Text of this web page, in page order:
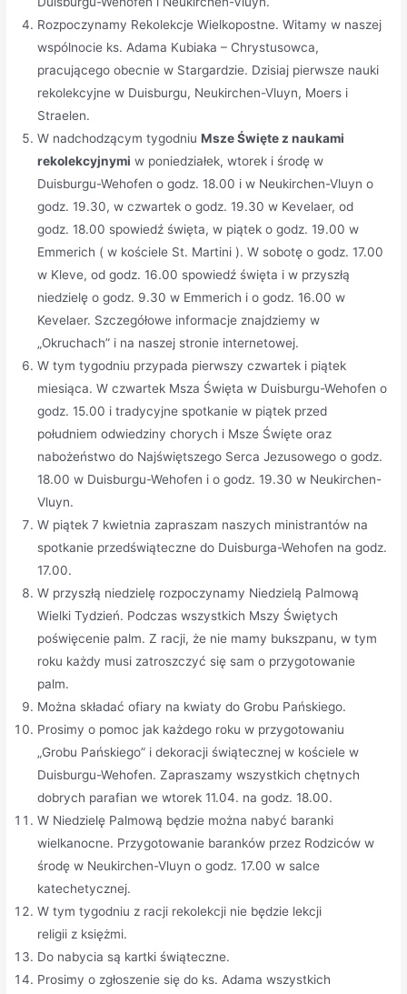
Rozpoczynamy Rekolekcje Wielkopostne. Witamy w naszej
wspólnocie ks. Adama Kubiaka – Chrystusowca,
pracującego obecnie w Stargardzie. Dzisiaj pierwsze nauki
rekolekcyjne w Duisburgu, Neukirchen-Vluyn, Moers i
Straelen.
W nadchodzącym tygodniuMsze Święte z naukami
rekolekcyjnymi w poniedziałek, wtorek i środę w
Duisburgu-Wehofen o godz. 18.00 i w Neukirchen-Vluyn o
godz. 19.30, w czwartek o godz. 19.30 w Kevelaer, od
godz. 18.00 spowiedź święta, w piątek o godz. 19.00 w
Emmerich ( w kościele St. Martini ). W sobotę o godz. 17.00
w Kleve, od godz. 16.00 spowiedź święta i w przyszłą
niedzielę o godz. 9.30 w Emmerich i o godz. 16.00 w
Kevelaer. Szczegółowe informacje znajdziemy w
„Okruchach” i na naszej stronie internetowej.
W tym tygodniu przypada pierwszy czwartek i piątek
miesiąca. W czwartek Msza Święta w Duisburgu-Wehofen o
godz. 15.00 i tradycyjne spotkanie w piątek przed
południem odwiedziny chorych i Msze Święte oraz
nabożeństwo do Najświętszego Serca Jezusowego o godz.
18.00 w Duisburgu-Wehofen i o godz. 19.30 w Neukirchen-
Vluyn.
W piątek 7 kwietnia zapraszam naszych ministrantów na
spotkanie przedświąteczne do Duisburga-Wehofen na godz.
17.00.
W przyszłą niedzielę rozpoczynamy Niedzielą Palmową
Wielki Tydzień. Podczas wszystkich Mszy Świętych
poświęcenie palm. Z racji, że nie mamy bukszpanu, w tym
roku każdy musi zatroszczyć się sam o przygotowanie
palm.
Można składać ofiary na kwiaty do Grobu Pańskiego.
Prosimy o pomoc jak każdego roku w przygotowaniu
„Grobu Pańskiego” i dekoracji świątecznej w kościele w
Duisburgu-Wehofen. Zapraszamy wszystkich chętnych
dobrych parafian we wtorek 11.04. na godz. 18.00.
W Niedzielę Palmową będzie można nabyć baranki
wielkanocne. Przygotowanie baranków przez Rodziców w
środę w Neukirchen-Vluyn o godz. 17.00 w salce
katechetycznej.
W tym tygodniu z racji rekolekcji nie będzie lekcji
religii z księżmi.
Do nabycia są kartki świąteczne.
Prosimy o zgłoszenie się do ks. Adama wszystkich